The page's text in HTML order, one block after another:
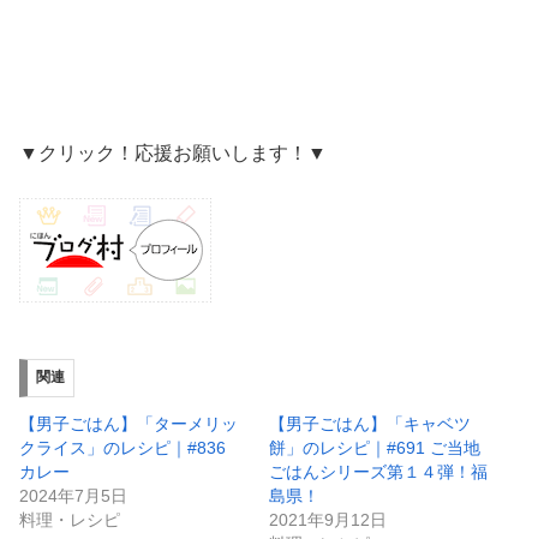
▼クリック！応援お願いします！▼
関連
【男子ごはん】「ターメリッ
クライス」のレシピ｜#836
カレー
2024年7月5日
料理・レシピ
【男子ごはん】「キャベツ
餅」のレシピ｜#691 ご当地
ごはんシリーズ第１４弾！福
島県！
2021年9月12日